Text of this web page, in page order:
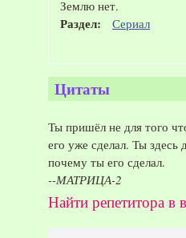
Землю нет.
Раздел: Сериал
Цитаты
Ты пришёл не для того
его уже сделал. Ты здесь
почему ты его сделал.
--МАТРИЦА-2
Найти репетитора в